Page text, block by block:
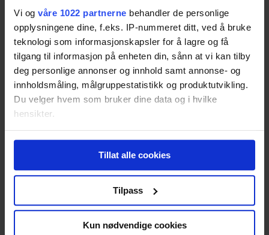
Vi og våre 1022 partnerne behandler de personlige
opplysningene dine, f.eks. IP-nummeret ditt, ved å bruke
teknologi som informasjonskapsler for å lagre og få
tilgang til informasjon på enheten din, sånn at vi kan tilby
deg personlige annonser og innhold samt annonse- og
innholdsmåling, målgruppestatistikk og produktutvikling.
Du velger hvem som bruker dine data og i hvilke
hensikter.
Hvis du gir oss lov, vil vi også gjerne:
Innhente informasjon om den geografiske
beliggenheten din, som kan være nøyaktig innenfor
Identifisere enheten din ved å aktivt skanne den
Tillat alle cookies
Tilpass
Kun nødvendige cookies
Neonate BC-8000DV
Resultatet er basert på1test.Pris fra2 159,-
Pris fra 2 159,-
70
Resultatet er basert på3tester.